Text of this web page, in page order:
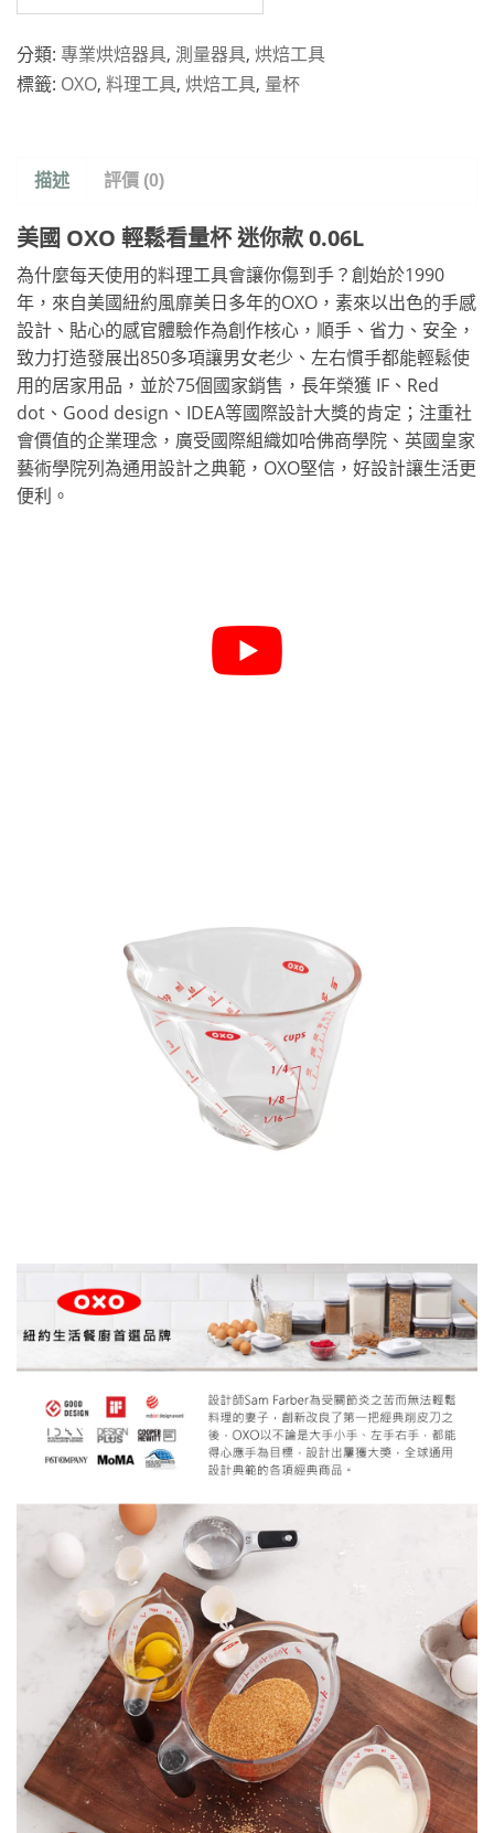
分類: 專業烘焙器具, 測量器具, 烘焙工具
標籤: OXO, 料理工具, 烘焙工具, 量杯
描述 評價 (0)
美國 OXO 輕鬆看量杯 迷你款 0.06L
為什麼每天使用的料理工具會讓你傷到手？創始於1990
年，來自美國紐約風靡美日多年的OXO，素來以出色的手感
設計、貼心的感官體驗作為創作核心，順手、省力、安全，
致力打造發展出850多項讓男女老少、左右慣手都能輕鬆使
用的居家用品，並於75個國家銷售，長年榮獲 IF、Red
dot、Good design、IDEA等國際設計大獎的肯定；注重社
會價值的企業理念，廣受國際組織如哈佛商學院、英國皇家
藝術學院列為通用設計之典範，OXO堅信，好設計讓生活更
便利。